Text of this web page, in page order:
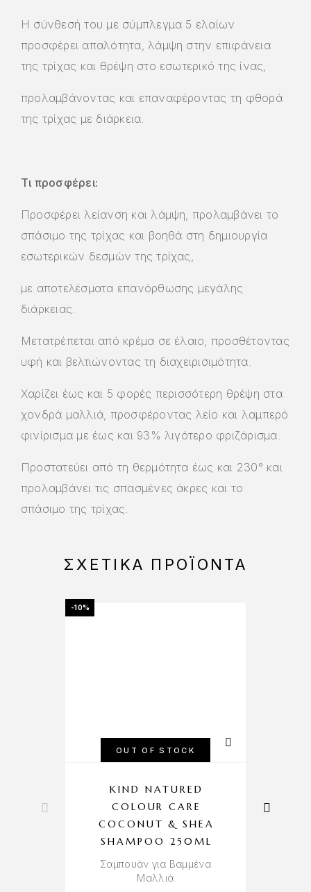
Η σύνθεσή του με σύμπλεγμα 5 ελαίων
προσφέρει απαλότητα, λάμψη στην επιφάνεια
της τρίχας και θρέψη στο εσωτερικό της ίνας,
προλαμβάνοντας και επαναφέροντας τη φθορά
της τρίχας με διάρκεια.
Τι προσφέρει:
Προσφέρει λείανση και λάμψη, προλαμβάνει το
σπάσιμο της τρίχας και βοηθά στη δημιουργία
εσωτερικών δεσμών της τρίχας,
με αποτελέσματα επανόρθωσης μεγάλης
διάρκειας.
Μετατρέπεται από κρέμα σε έλαιο, προσθέτοντας
υφή και βελτιώνοντας τη διαχειρισιμότητα.
Χαρίζει έως και 5 φορές περισσότερη θρέψη στα
χονδρά μαλλιά, προσφέροντας λείο και λαμπερό
φινίρισμα με έως και 93% λιγότερο φριζάρισμα.
Προστατεύει από τη θερμότητα έως και 230° και
προλαμβάνει τις σπασμένες άκρες και το
σπάσιμο της τρίχας.
ΣΧΕΤΙΚΆ ΠΡΟΪΌΝΤΑ
-10%
OUT OF STOCK
KIND NATURED
COLOUR CARE
COCONUT & SHEA
SHAMPOO 250ML
Σαμπουάν για Βαμμένα
Μαλλιά